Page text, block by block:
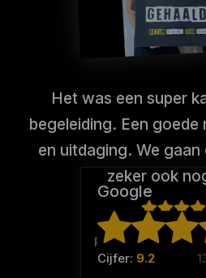
Het was een super
begeleiding. Een goede
en uitdaging. We gaan
zeker ook
Rosalie (Team:
Google
Cijfer: 9.2